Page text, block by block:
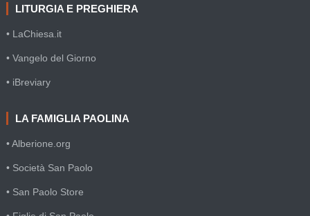
LITURGIA E PREGHIERA
• LaChiesa.it
• Vangelo del Giorno
• iBreviary
LA FAMIGLIA PAOLINA
• Alberione.org
• Società San Paolo
• San Paolo Store